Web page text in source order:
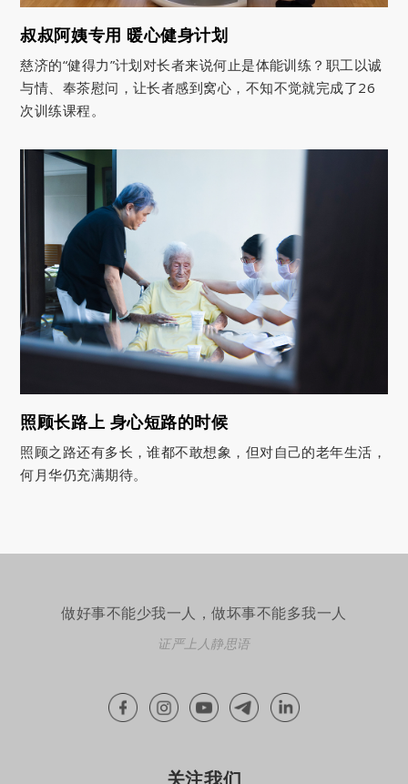
叔叔阿姨专用 暖心健身计划
慈济的“健得力”计划对长者来说何止是体能训练？职工以诚
与情、奉茶慰问，让长者感到窝心，不知不觉就完成了26
次训练课程。
照顾长路上 身心短路的时候
照顾之路还有多长，谁都不敢想象，但对自己的老年生活，
何月华仍充满期待。
做好事不能少我一人，做坏事不能多我一人
证严上人静思语